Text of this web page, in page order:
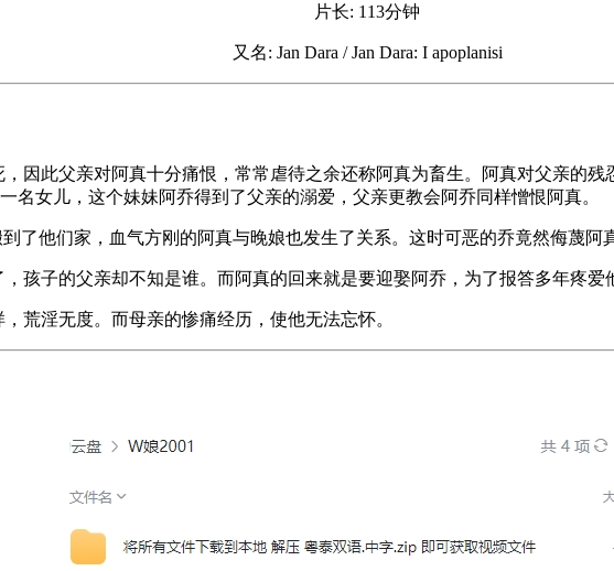
片长: 113分钟
又名: Jan Dara / Jan Dara: I apoplanisi
，因此父亲对阿真十分痛恨，常常虐待之余还称阿真为畜生。阿真对父亲的
名女儿，这个妹妹阿乔得到了父亲的溺爱，父亲更教会阿乔同样憎恨阿真。
了他们家，血气方刚的阿真与晚娘也发生了关系。这时可恶的乔竟然侮蔑
孩子的父亲却不知是谁。而阿真的回来就是要迎娶阿乔，为了报答多年疼爱
荒淫无度。而母亲的惨痛经历，使他无法忘怀。